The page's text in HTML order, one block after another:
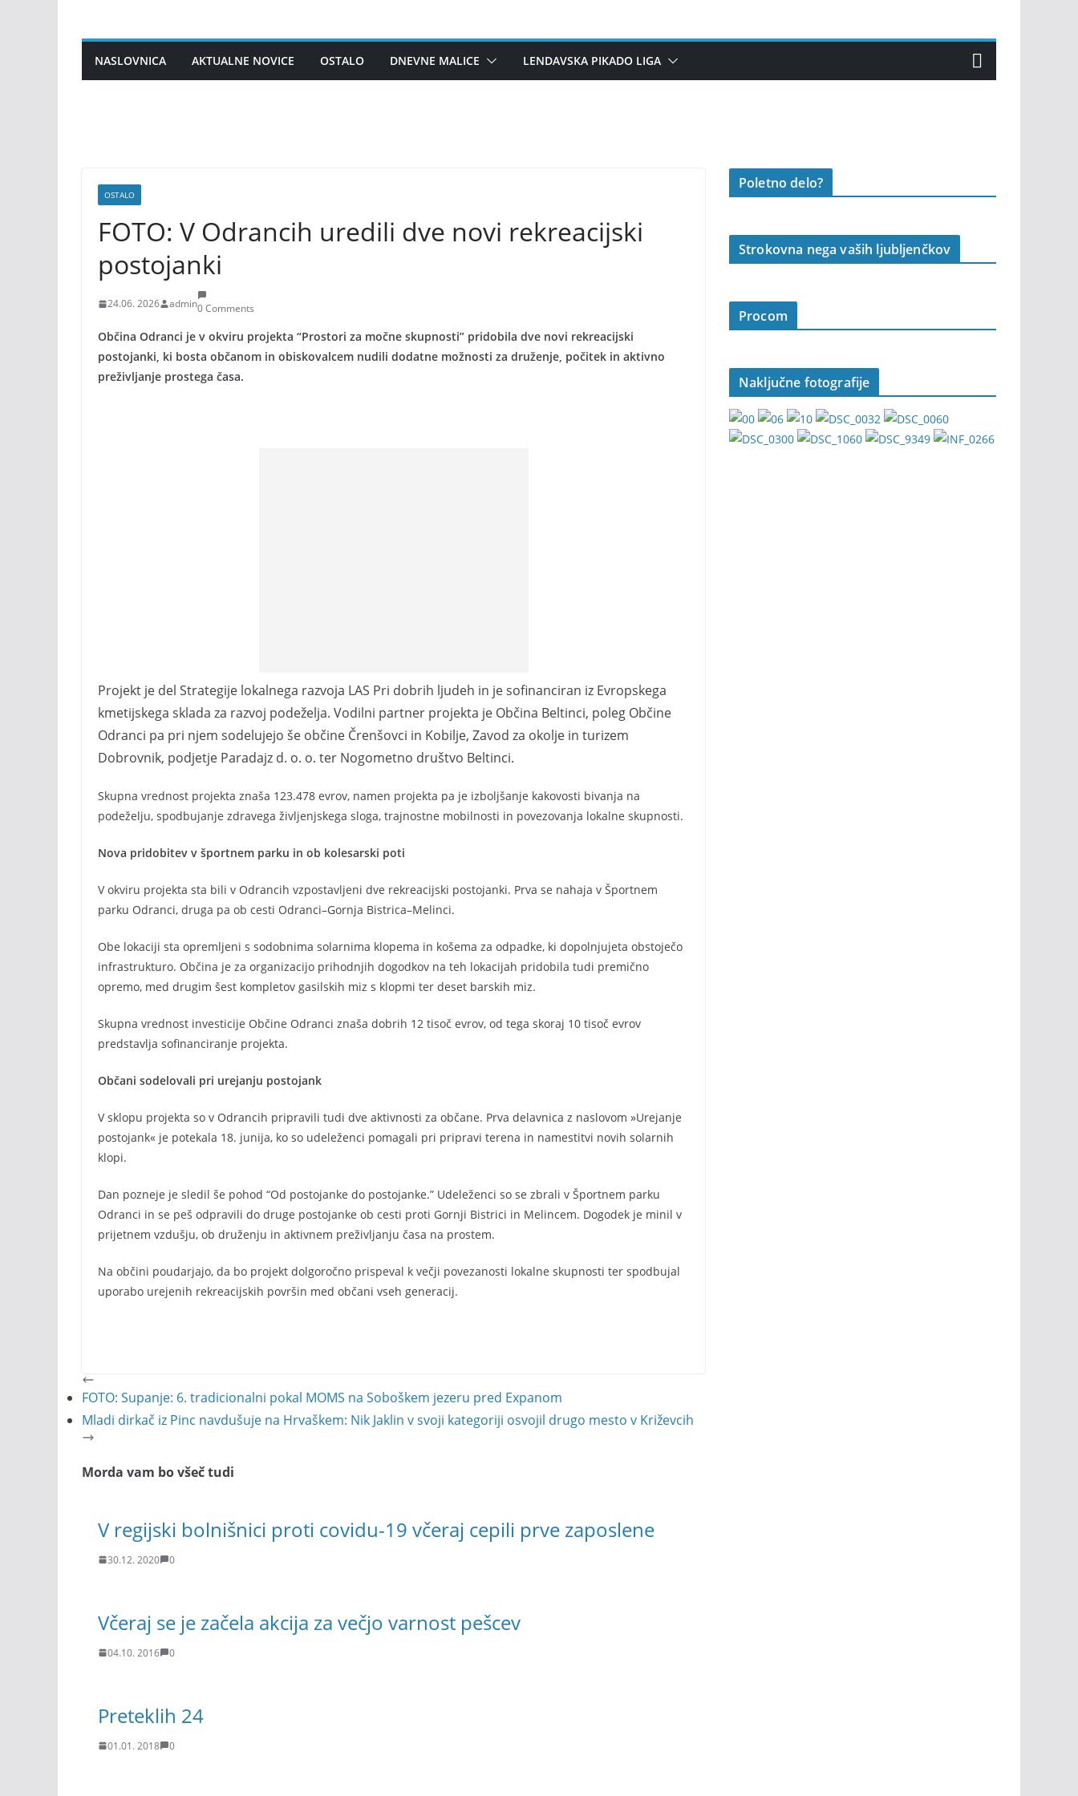
contentNASLOVNICA AKTUALNE NOVICE OSTALO DNEVNE MALICE LENDAVSKA PIKADO LIGA
OSTALO
FOTO: V Odrancih uredili dve novi rekreacijski
postojanki
24.06. 2026 admin0 Comments
Občina Odranci je v okviru projekta “Prostori za močne skupnosti” pridobila dve novi rekreacijski
postojanki, ki bosta občanom in obiskovalcem nudili dodatne možnosti za druženje, počitek in aktivno
preživljanje prostega časa.
Projekt je del Strategije lokalnega razvoja LAS Pri dobrih ljudeh in je sofinanciran iz Evropskega
kmetijskega sklada za razvoj podeželja. Vodilni partner projekta je Občina Beltinci, poleg Občine
Odranci pa pri njem sodelujejo še občine Črenšovci in Kobilje, Zavod za okolje in turizem
Dobrovnik, podjetje Paradajz d. o. o. ter Nogometno društvo Beltinci.
Skupna vrednost projekta znaša 123.478 evrov, namen projekta pa je izboljšanje kakovosti bivanja na
podeželju, spodbujanje zdravega življenjskega sloga, trajnostne mobilnosti in povezovanja lokalne skupnosti.
Nova pridobitev v športnem parku in ob kolesarski poti
V okviru projekta sta bili v Odrancih vzpostavljeni dve rekreacijski postojanki. Prva se nahaja v Športnem
parku Odranci, druga pa ob cesti Odranci–Gornja Bistrica–Melinci.
Obe lokaciji sta opremljeni s sodobnima solarnima klopema in košema za odpadke, ki dopolnjujeta obstoječo
infrastrukturo. Občina je za organizacijo prihodnjih dogodkov na teh lokacijah pridobila tudi premično
opremo, med drugim šest kompletov gasilskih miz s klopmi ter deset barskih miz.
Skupna vrednost investicije Občine Odranci znaša dobrih 12 tisoč evrov, od tega skoraj 10 tisoč evrov
predstavlja sofinanciranje projekta.
Občani sodelovali pri urejanju postojank
V sklopu projekta so v Odrancih pripravili tudi dve aktivnosti za občane. Prva delavnica z naslovom »Urejanje
postojank« je potekala 18. junija, ko so udeleženci pomagali pri pripravi terena in namestitvi novih solarnih
klopi.
Dan pozneje je sledil še pohod “Od postojanke do postojanke.” Udeleženci so se zbrali v Športnem parku
Odranci in se peš odpravili do druge postojanke ob cesti proti Gornji Bistrici in Melincem. Dogodek je minil v
prijetnem vzdušju, ob druženju in aktivnem preživljanju časa na prostem.
Na občini poudarjajo, da bo projekt dolgoročno prispeval k večji povezanosti lokalne skupnosti ter spodbujal
uporabo urejenih rekreacijskih površin med občani vseh generacij.
FOTO: Supanje: 6. tradicionalni pokal MOMS na Soboškem jezeru pred Expanom
Mladi dirkač iz Pinc navdušuje na Hrvaškem: Nik Jaklin v svoji kategoriji osvojil drugo mesto v Križevcih
Morda vam bo všeč tudi
V regijski bolnišnici proti covidu-19 včeraj cepili prve zaposlene
30.12. 2020 0
Včeraj se je začela akcija za večjo varnost pešcev
04.10. 2016 0
Preteklih 24
01.01. 2018 0
Poletno delo?
Strokovna nega vaših ljubljenčkov
Procom
Naključne fotografije